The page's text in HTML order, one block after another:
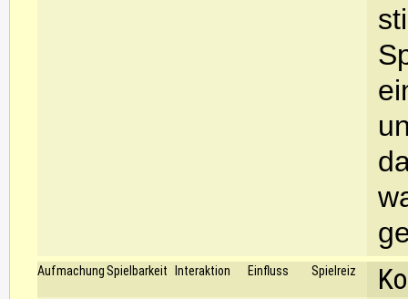
Aufmachung Spielbarkeit Interaktion Einfluss Spielreiz